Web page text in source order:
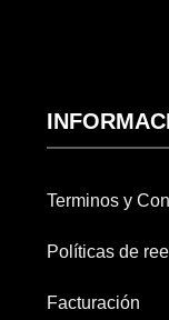
Terminos y
Políticas de
Facturación